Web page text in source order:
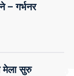
– गर्भनर
मेला सुरु